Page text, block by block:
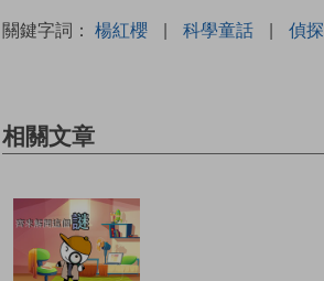
關鍵字詞： 楊紅櫻 | 科學童話 | 偵探
相關文章